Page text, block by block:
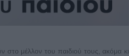
μέλλον του παιδιού τους, ακόμα κι